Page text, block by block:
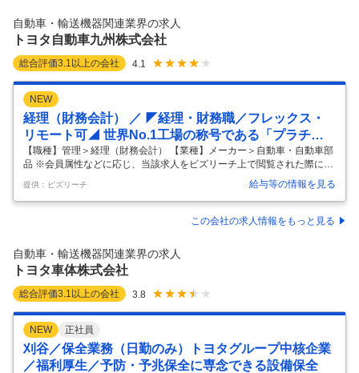
以下の中から評価に携わって頂きます。 ・衝突安全性能 ■仕事の魅力：
実験、評価の魅力は車に必要な性能を決めて予測しそれを図面に織り込
…
自動車・輸送機器関連業界の求人
トヨタ自動車九州株式会社
総合評価3.1 以上の会社 4.1
NEW
経理（財務会計） ／ ◤経理・財務職／フレックス・
リモート可◢ 世界No.1工場の称号である「プラチナ
賞」を通算6回受賞UIJターン歓迎（各種補助有り）
【職種】管理＞経理（財務会計） 【業種】メーカー＞自動車・自動車部
品 ※会員属性などに応じ、当該求人をビズリーチ上で閲覧された際に内
容が異なる場合があります 【募集背景】 自動車業界は「100年に一度の
大変革期」を迎えており、 当社では、変化の激しい外部環境に迅速に対
応できる強固な組織づくりを進めています。 また、現組織の年齢構成も
踏まえ、将来的にチームを牽引していただける次期リーダー候補の採用
かの業務をご担当いただく予定です。 【業務詳細】 ・経理（決算、税
務、資産管理、原価計算、資金管理） ・管理会計（予算管理、収益管
理、…
提供：ビズリーチ 給与等の情報を見る
この会社の求人情報をもっと見る
自動車・輸送機器関連業界の求人
トヨタ車体株式会社
総合評価3.1 以上の会社 3.8
NEW 正社員
刈谷／保全業務（日勤のみ）トヨタグループ中核企業
／福利厚生／予防・予兆保全に専念できる設備保全